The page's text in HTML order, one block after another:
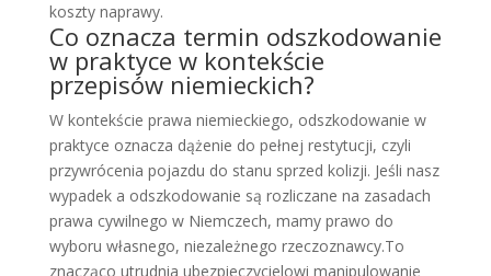
koszty naprawy.
Co oznacza termin odszkodowanie
w praktyce w kontekście
przepisów niemieckich?
W kontekście prawa niemieckiego, odszkodowanie w
praktyce oznacza dążenie do pełnej restytucji, czyli
przywrócenia pojazdu do stanu sprzed kolizji. Jeśli nasz
wypadek a odszkodowanie są rozliczane na zasadach
prawa cywilnego w Niemczech, mamy prawo do
wyboru własnego, niezależnego rzeczoznawcy.To
znacząco utrudnia ubezpieczycielowi manipulowanie